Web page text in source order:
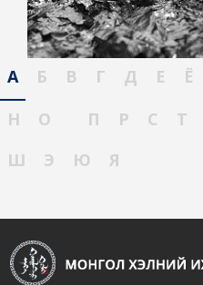
А Б В Г Д Е Ё
Н
О П Р С Т
Ш
Э Ю Я